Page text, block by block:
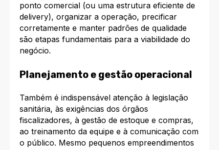
ponto comercial (ou uma estrutura eficiente de
delivery), organizar a operação, precificar
corretamente e manter padrões de qualidade
são etapas fundamentais para a viabilidade do
negócio.​
Planejamento e gestão operacional
Também é indispensável atenção à legislação
sanitária, às exigências dos órgãos
fiscalizadores, à gestão de estoque e compras,
ao treinamento da equipe e à comunicação com
o público. Mesmo pequenos empreendimentos